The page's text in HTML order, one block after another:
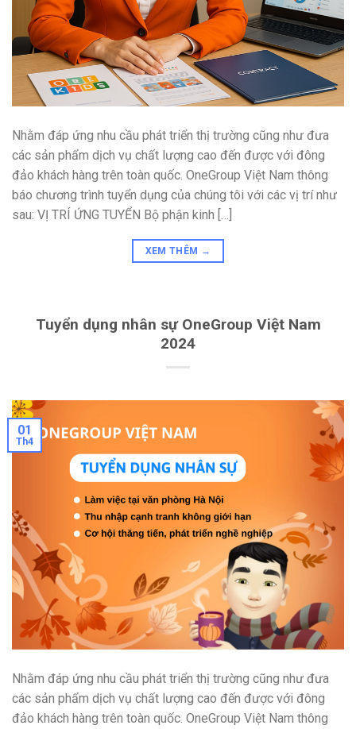
Nhằm đáp ứng nhu cầu phát triển thị trường cũng như đưa
các sản phẩm dịch vụ chất lượng cao đến được với đông
đảo khách hàng trên toàn quốc. OneGroup Việt Nam thông
báo chương trình tuyển dụng của chúng tôi với các vị trí như
sau: VỊ TRÍ ỨNG TUYỂN Bộ phận kinh […]
XEM THÊM →
Tuyển dụng nhân sự OneGroup Việt Nam
2024
01
Th4
Nhằm đáp ứng nhu cầu phát triển thị trường cũng như đưa
các sản phẩm dịch vụ chất lượng cao đến được với đông
đảo khách hàng trên toàn quốc. OneGroup Việt Nam thông